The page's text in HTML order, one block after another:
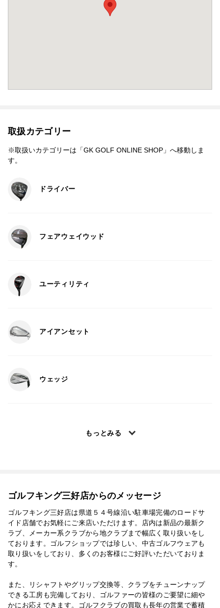
取扱カテゴリー
※取扱いカテゴリーは「GK GOLF ONLINE SHOP」へ移動しま
す。
ドライバー
フェアウェイウッド
ユーティリティ
アイアンセット
ウェッジ
もっとみる
ゴルフキング三好店からのメッセージ
ゴルフキング三好店は県道５４号線沿い駐車場完備のロードサ
イド店舗でお気軽にご来店いただけます。店内は新品の最新ク
ラブ、メーカー系クラブから地クラブまで幅広く取り扱いをし
ております。ゴルフショップでは珍しい、中古ゴルフウェアも
取り扱いをしており、多くのお客様にご好評いただいておりま
す。
また、リシャフトやグリップ交換等、クラブをチューンナップ
できる工房も完備しており、ゴルファーの皆様のご要望に細や
かにお応えできます。ゴルフクラブの買取も長年の営業で蓄積